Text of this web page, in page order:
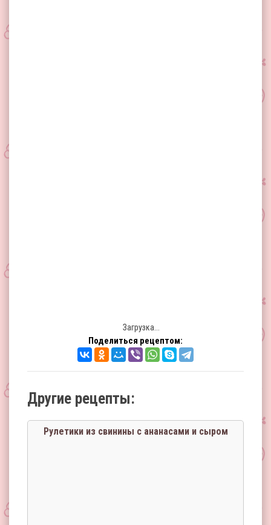
Загрузка...
Поделиться рецептом:
Другие рецепты:
Рулетики из свинины с ананасами и сыром